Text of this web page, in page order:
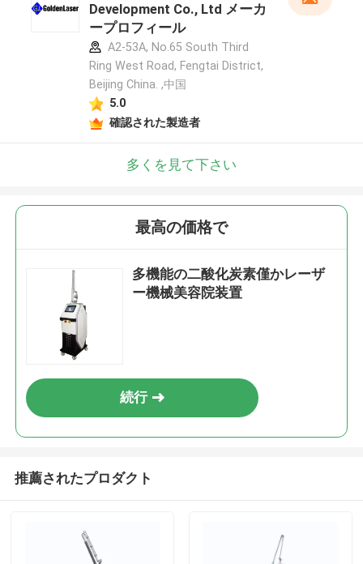
Development Co., Ltd メーカ
ープロフィール
A2-53A, No.65 South Third
Ring West Road, Fengtai District,
Beijing China. ,中国
5.0
確認された製造者
多くを見て下さい
最高の価格で
多機能の二酸化炭素僅かレーザ
ー機械美容院装置
続行
推薦されたプロダクト